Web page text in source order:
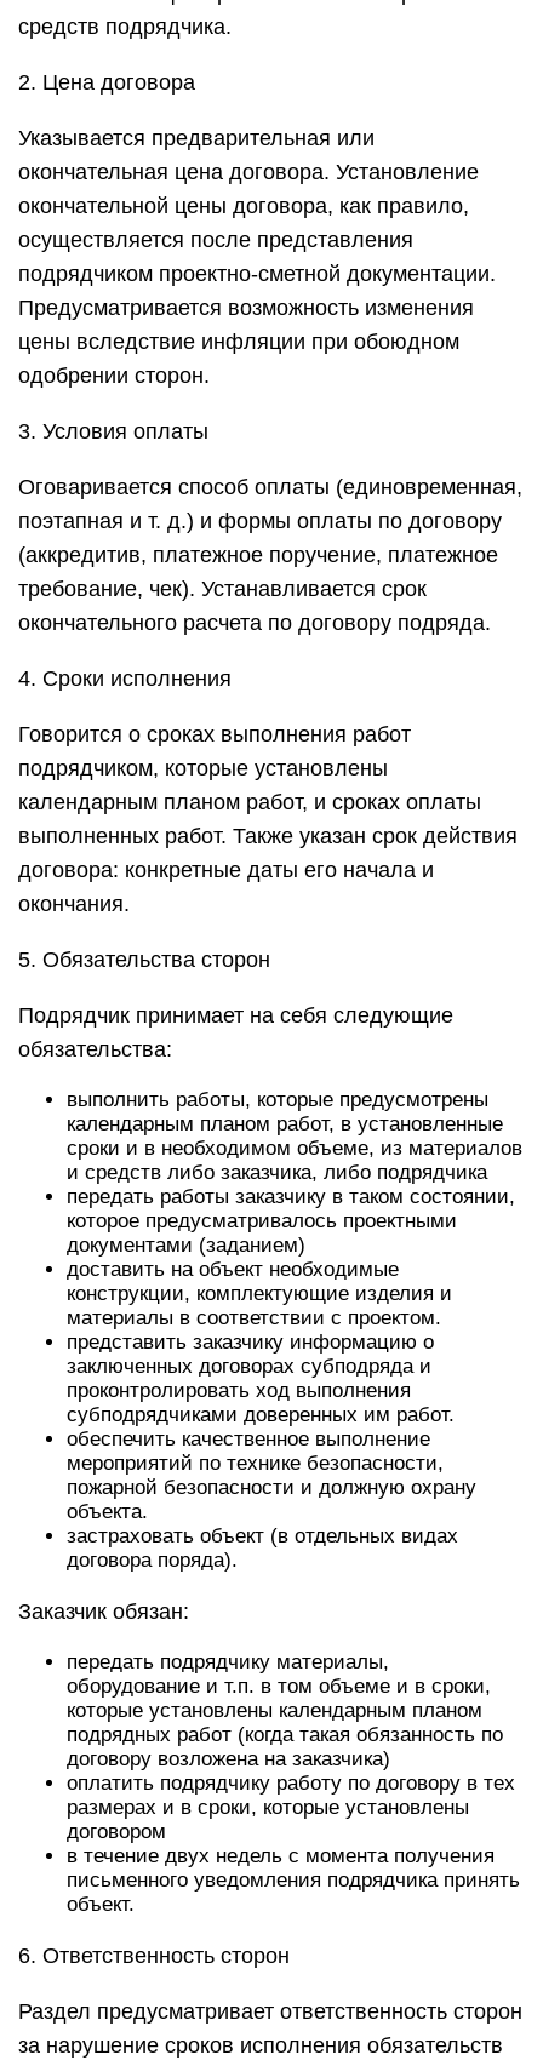
средств подрядчика.
2. Цена договора
Указывается предварительная или
окончательная цена договора. Установление
окончательной цены договора, как правило,
осуществляется после представления
подрядчиком проектно-сметной документации.
Предусматривается возможность изменения
цены вследствие инфляции при обоюдном
одобрении сторон.
3. Условия оплаты
Оговаривается способ оплаты (единовременная,
поэтапная и т. д.) и формы оплаты по договору
(аккредитив, платежное поручение, платежное
требование, чек). Устанавливается срок
окончательного расчета по договору подряда.
4. Сроки исполнения
Говорится о сроках выполнения работ
подрядчиком, которые установлены
календарным планом работ, и сроках оплаты
выполненных работ. Также указан срок действия
договора: конкретные даты его начала и
окончания.
5. Обязательства сторон
Подрядчик принимает на себя следующие
обязательства:
выполнить работы, которые предусмотрены
календарным планом работ, в установленные
сроки и в необходимом объеме, из материалов
и средств либо заказчика, либо подрядчика
передать работы заказчику в таком состоянии,
которое предусматривалось проектными
документами (заданием)
доставить на объект необходимые
конструкции, комплектующие изделия и
материалы в соответствии с проектом.
представить заказчику информацию о
заключенных договорах субподряда и
проконтролировать ход выполнения
субподрядчиками доверенных им работ.
обеспечить качественное выполнение
мероприятий по технике безопасности,
пожарной безопасности и должную охрану
объекта.
застраховать объект (в отдельных видах
договора поряда).
Заказчик обязан:
передать подрядчику материалы,
оборудование и т.п. в том объеме и в сроки,
которые установлены календарным планом
подрядных работ (когда такая обязанность по
договору возложена на заказчика)
оплатить подрядчику работу по договору в тех
размерах и в сроки, которые установлены
договором
в течение двух недель с момента получения
письменного уведомления подрядчика принять
объект.
6. Ответственность сторон
Раздел предусматривает ответственность сторон
за нарушение сроков исполнения обязательств